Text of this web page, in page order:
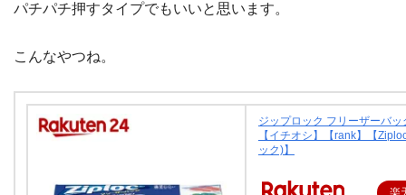
パチパチ押すタイプでもいいと思います。
こんなやつね。
ジップロック フリーザーバッ
【イチオシ】【rank】【
ック)】
楽